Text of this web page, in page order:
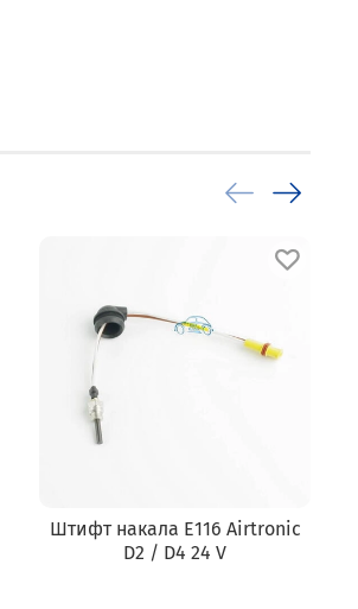
Штифт накала E116 Airtronic
D2 / D4 24 V